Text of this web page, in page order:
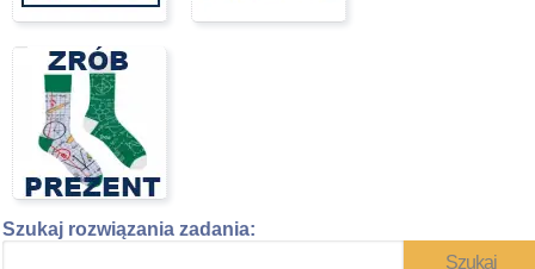
Szukaj rozwiązania zadania: